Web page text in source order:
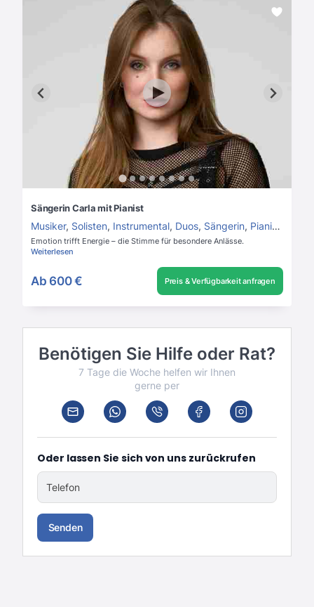
Sängerin Carla mit Pianist
Musiker, Solisten, Instrumental, Duos, Sängerin, Pianist
Emotion trifft Energie – die Stimme für besondere Anlässe.
Weiterlesen
Ab 600 € Preis & Verfügbarkeit anfragen
Benötigen Sie Hilfe oder Rat?
7 Tage die Woche helfen wir Ihnen
gerne per
Oder lassen Sie sich von uns zurückrufen
Telefon
Senden